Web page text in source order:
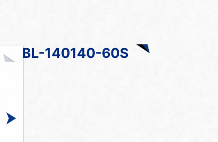
BL-140140-60S